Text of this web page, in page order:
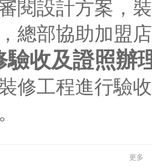
設計方案，裝
總部協助加盟
驗收及證照辦
工程進行驗收
更多